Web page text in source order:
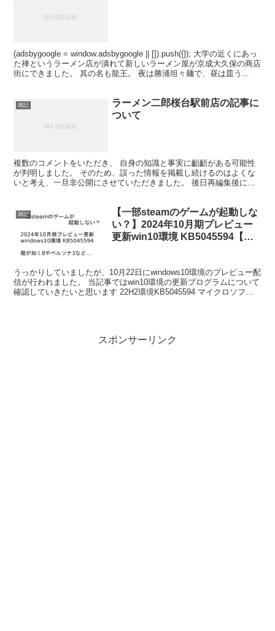
(adsbygoogle = window.adsbygoogle || []).push({}); 大学の近くにあっ
た禅というラーメン店が潰れて新しいラーメン屋が京成大久保の商店
街にできました。 其の名も龍王。 夜は勝浦坦々麺で、昼は皿う...
雑記
ラーメン二郎桜台駅前店の記事に
ついて
複数のコメントをいただき、 自身の知識と事実に齟齬がある可能性
が判明しました。 そのため、誤った情報を掲載し続けるのはよくな
いと考え、一旦非公開にさせていただきました。 後日再編集後に再
雑記
【一部steamのゲームが起動しな
い？】2024年10月期プレビュー
更新win10環境 KB5045594【ペ
うっかりしていましたが、10月22日にwindows10環境のプレビュー配
信が行われました。 当記事ではwin10環境の更新プログラムについて
確認していきたいと思います 22H2環境KB5045594 マイクロソフト
スポンサーリンク